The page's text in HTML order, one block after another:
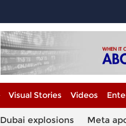
Visual Stories Videos
Dubai explosions Meta